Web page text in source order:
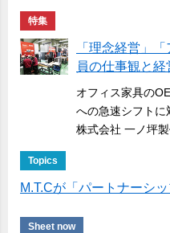
特集
「理念経営」
員の仕事観と
オフィス家具の
への急速シフトに
株式会社 一ノ坪
Topics
M.T.Cが「パートナーシ
Sheet now